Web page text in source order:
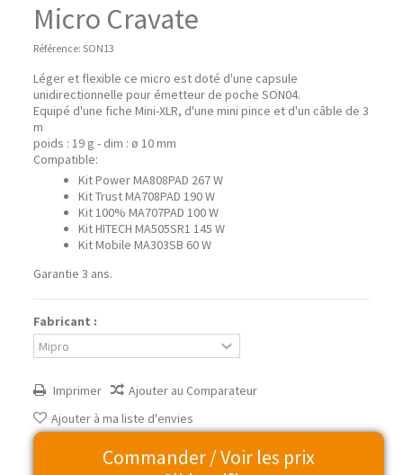
Micro Cravate
Référence: SON13
Léger et flexible ce micro est doté d'une capsule
unidirectionnelle pour émetteur de poche SON04.
Equipé d'une fiche Mini-XLR, d'une mini pince et d'un câble de 3
m
poids : 19 g - dim : ø 10 mm
Compatible:
Kit Power MA808PAD 267 W
Kit Trust MA708PAD 190 W
Kit 100% MA707PAD 100 W
Kit HITECH MA505SR1 145 W
Kit Mobile MA303SB 60 W
Garantie 3 ans.
Fabricant :
Imprimer
Ajouter au Comparateur
Ajouter à ma liste d'envies
Commander / Voir les prix